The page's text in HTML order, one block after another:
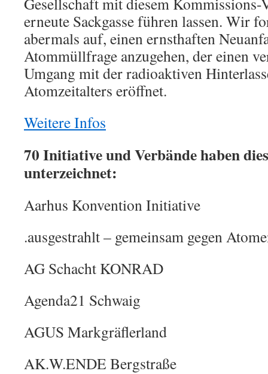
erneute Sackgasse führen lassen. Wir
abermals auf, einen ernsthaften
Atommüllfrage anzugehen, der einen
Umgang mit der radioaktiven
Atomzeitalters eröffnet.
Weitere Infos
70 Initiative und Verbände haben
unterzeichnet:
Aarhus Konvention Initiative
.ausgestrahlt – gemeinsam gegen
AG Schacht KONRAD
Agenda21 Schwaig
AGUS Markgräflerland
AK.W.ENDE Bergstraße